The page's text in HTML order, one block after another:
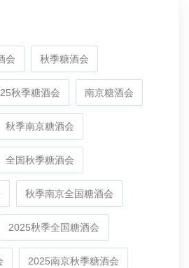
会 秋季糖酒会
秋季糖酒会 南京糖酒会
秋季南京糖酒会
全国秋季糖酒会
秋季南京全国糖酒会
2025秋季全国糖酒会
2025南京秋季糖酒会